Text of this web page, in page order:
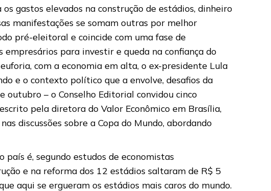
gastos elevados na construção de estádios, dinheiro
manifestações se somam outras por melhor
pré-eleitoral e coincide com uma fase de
empresários para investir e queda na confiança do
com a economia em alta, o ex-presidente Lula
e o contexto político que a envolve, desafios da
outubro – o Conselho Editorial convidou cinco
pela diretora do Valor Econômico em Brasília,
discussões sobre a Copa do Mundo, abordando
é, segundo estudos de economistas
e na reforma dos 12 estádios saltaram de R$ 5
aqui se ergueram os estádios mais caros do mundo.